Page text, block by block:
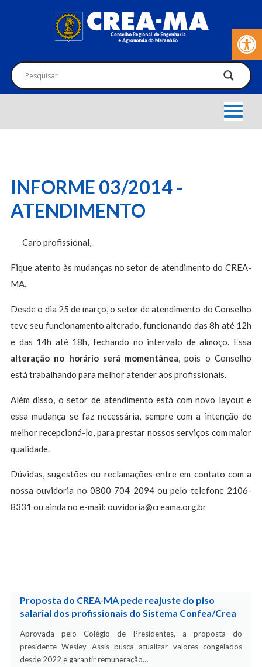
Barra de
INFORME 03/2014 -
ATENDIMENTO
Caro profissional,
Fique atento às mudanças no setor de atendimento do CREA-
MA.
Desde o dia 25 de março, o setor de atendimento do Conselho
teve seu funcionamento alterado, funcionando das 8h até 12h
e das 14h até 18h, fechando no intervalo de almoço. Essa
alteração no horário será momentânea, pois o Conselho
está trabalhando para melhor atender aos profissionais.
Além disso, o setor de atendimento está com novo layout e
essa mudança se faz necessária, sempre com a intenção de
melhor recepcioná-lo, para prestar nossos serviços com maior
qualidade.
Dúvidas, sugestões ou reclamações entre em contato com a
nossa ouvidoria no 0800 704 2094 ou pelo telefone 2106-
8331 ou ainda no e-mail: ouvidoria@creama.org.br
Proposta do CREA-MA pede reajuste do piso
salarial dos profissionais do Sistema Confea/Crea
Aprovada pelo Colégio de Presidentes, a proposta do
presidente Wesley Assis busca atualizar valores congelados
desde 2022 e garantir remuneração…